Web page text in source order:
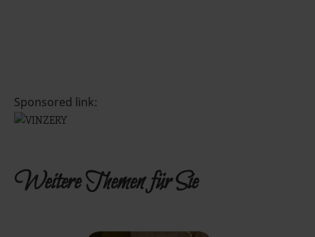
Sponsored link:
Weitere Themen für Sie